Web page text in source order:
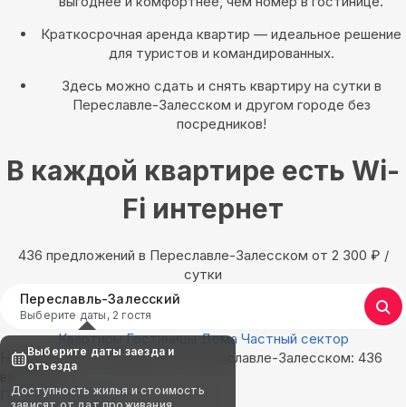
Краткосрочная аренда квартир — идеальное решение
для туристов и командированных.
Здесь можно сдать и снять квартиру на сутки в
Переславле-Залесском и другом городе без
посредников!
В каждой квартире есть Wi-
Fi интернет
436 предложений в Переславле-Залесском oт 2 300 ₽ /
сутки
Переславль-Залесский
Выберите даты, 2 гостя
Квартиры Гостиницы Дома Частный сектор
Найдём, где остановиться в Переславле-Залесском: 436
вариантов
Показать на карте
Выберите даты заезда и
отъезда
Доступность жилья и стоимость